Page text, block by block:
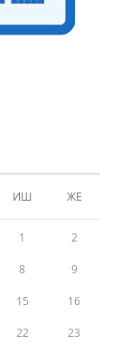
ИШ ЖЕ
1 2
8 9
15 16
22 23